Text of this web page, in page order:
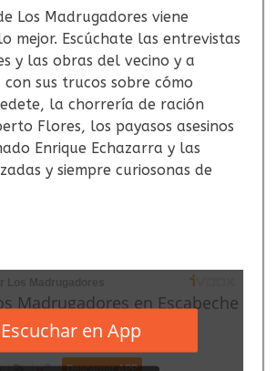
Los Madrugadores viene
mejor. Escúchate las entrevistas
y las obras del vecino y a
con sus trucos sobre cómo
la chorrería de ración
Flores, los payasos asesinos
Enrique Echazarra y las
y siempre curiosonas de